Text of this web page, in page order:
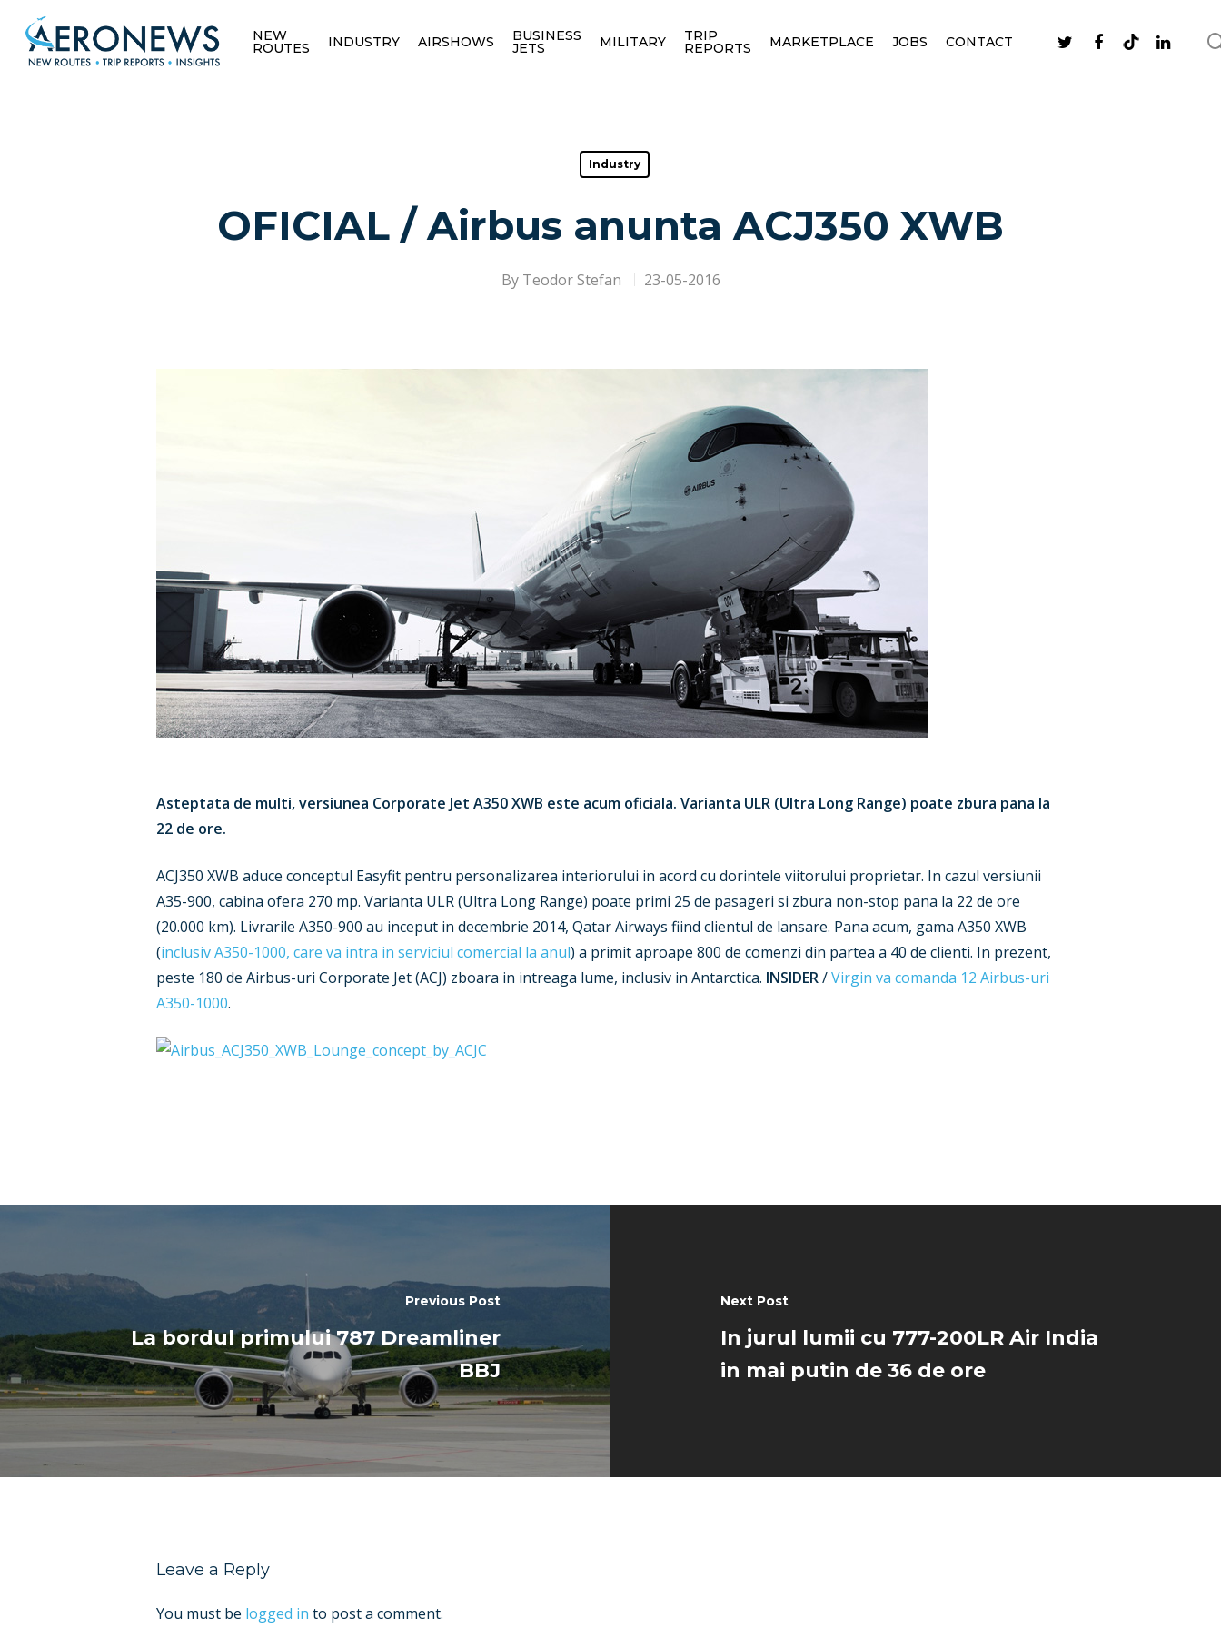
NEW
ROUTES INDUSTRY AIRSHOWS BUSINESS
JETS MILITARY TRIP
REPORTS MARKETPLACE JOBS CONTACT
Industry
OFICIAL / Airbus anunta ACJ350 XWB
By Teodor Stefan 23-05-2016
Asteptata de multi, versiunea Corporate Jet A350 XWB este acum oficiala. Varianta ULR (Ultra Long Range) poate zbura pana la
22 de ore.
ACJ350 XWB aduce conceptul Easyfit pentru personalizarea interiorului in acord cu dorintele viitorului proprietar. In cazul versiunii
A35-900, cabina ofera 270 mp. Varianta ULR (Ultra Long Range) poate primi 25 de pasageri si zbura non-stop pana la 22 de ore
(20.000 km). Livrarile A350-900 au inceput in decembrie 2014, Qatar Airways fiind clientul de lansare. Pana acum, gama A350 XWB
(inclusiv A350-1000, care va intra in serviciul comercial la anul) a primit aproape 800 de comenzi din partea a 40 de clienti. In prezent,
peste 180 de Airbus-uri Corporate Jet (ACJ) zboara in intreaga lume, inclusiv in Antarctica. INSIDER/Virgin va comanda 12 Airbus-uri
A350-1000.
Previous Post
La bordul primului 787 Dreamliner
BBJ
Next Post
In jurul lumii cu 777-200LR Air India
in mai putin de 36 de ore
Leave a Reply
You must be logged in to post a comment.